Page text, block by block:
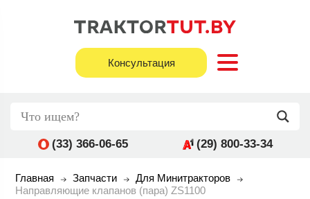
Консультация
(33) 366-06-65 (29) 800-33-34
Главная Запчасти
Для Минитракторов
Направляющие клапанов (пара) ZS1100